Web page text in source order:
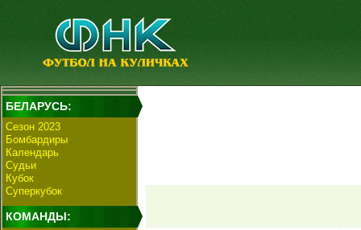
БЕЛАРУСЬ:
Сезон 2023
Бомбардиры
Календарь
Судьи
Кубок
Суперкубок
КОМАНДЫ: